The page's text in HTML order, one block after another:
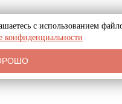
с использованием
конфиденциальности